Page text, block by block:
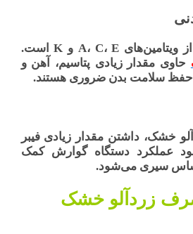
ویتامین‌های
است.
حاوی مقدار زیادی پتاسیم، آهن و
حفظ سلامت بدن ضروری هستند.
خشک، داشتن مقدار زیادی فیبر
عملکرد دستگاه گوارش کمک
سیری می‌شود.
زردآلو خشک